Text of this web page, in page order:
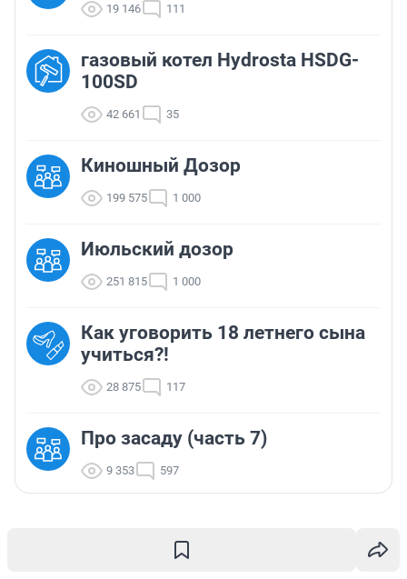
19 146 111
газовый котел Hydrosta HSDG-
100SD
42 661 35
Киношный Дозор
199 575 1 000
Июльский дозор
251 815 1 000
Как уговорить 18 летнего сына
учиться?!
28 875 117
Про засаду (часть 7)
9 353 597
ТОП 5